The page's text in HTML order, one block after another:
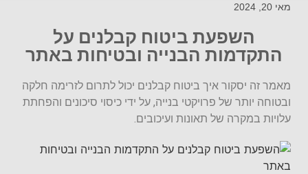
מאי 20, 2024
השפעת ביטוח קבלנים על
התקדמות הבנייה ובטיחות באתר
מאמר זה יסקור איך ביטוח קבלנים יכול לתרום לזרימה חלקה
ובטוחה יותר של פרויקטי בנייה, על ידי כיסוי סיכונים והפחתת
עלויות במקרה של תאונות ועיכובים.